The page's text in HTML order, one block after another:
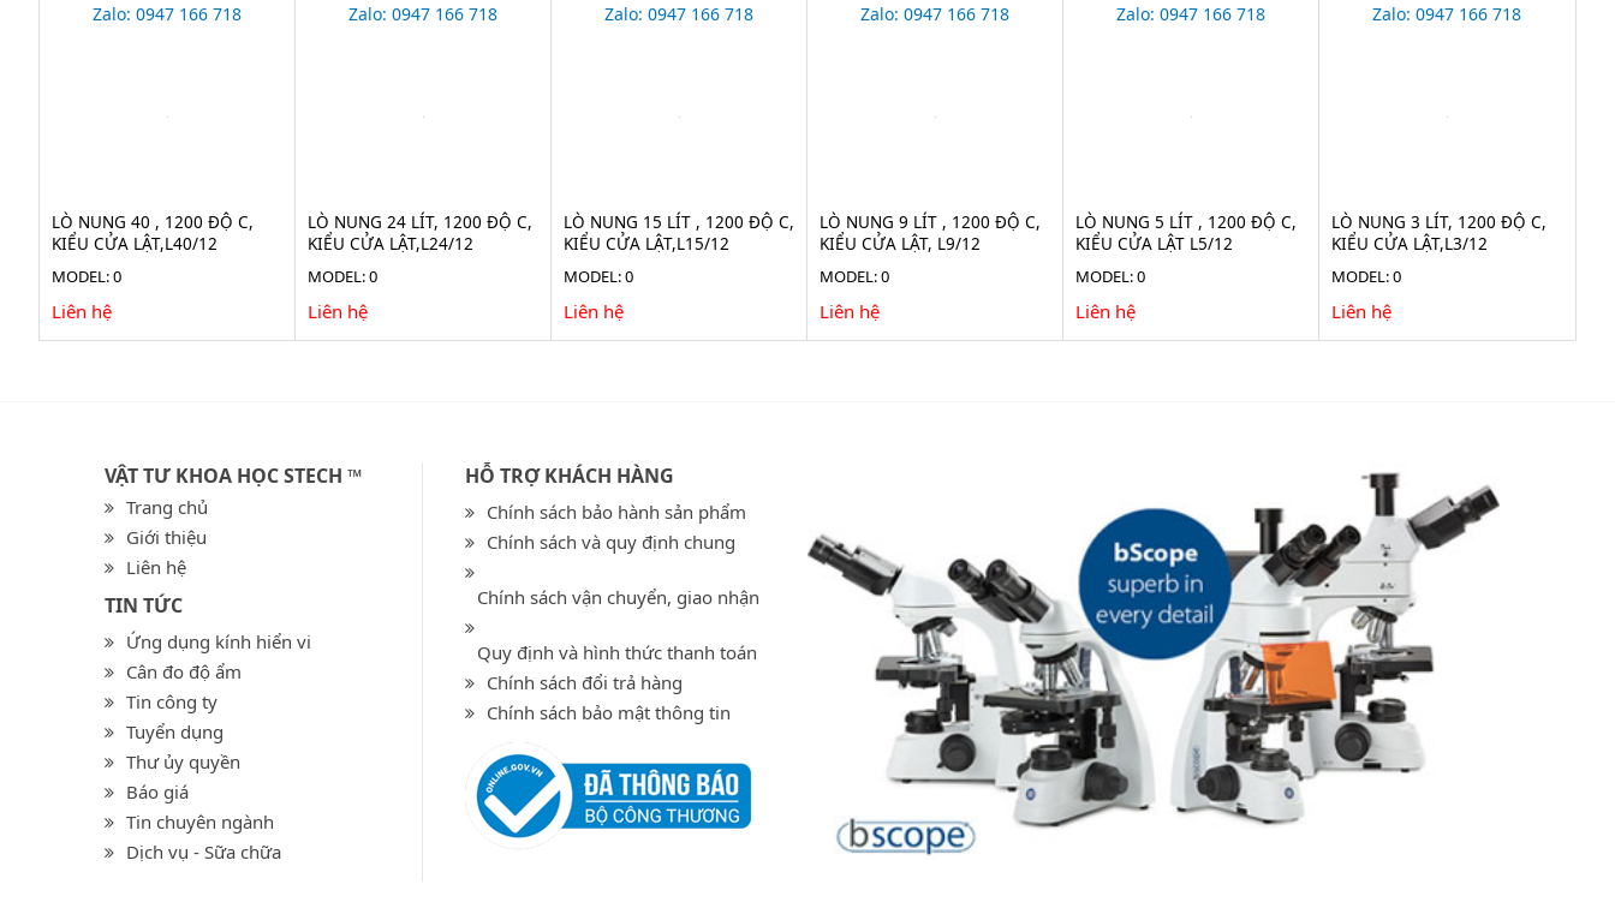
Zalo: 0947 166 718
LÒ NUNG 40 , 1200 ĐỘ C,
KIỂU CỬA LẬT,L40/12
MODEL: 0
Liên hệ
Zalo: 0947 166 718
LÒ NUNG 24 LÍT, 1200 ĐỘ C,
KIỂU CỬA LẬT,L24/12
MODEL: 0
Liên hệ
Zalo: 0947 166 718
LÒ NUNG 15 LÍT , 1200 ĐỘ C,
KIỂU CỬA LẬT,L15/12
MODEL: 0
Liên hệ
Zalo: 0947 166 718
LÒ NUNG 9 LÍT , 1200 ĐỘ C,
KIỂU CỬA LẬT, L9/12
MODEL: 0
Liên hệ
Zalo: 0947 166 718
LÒ NUNG 5 LÍT , 1200 ĐỘ C,
KIỂU CỬA LẬT L5/12
MODEL: 0
Liên hệ
Zalo: 0947 166 718
LÒ NUNG 3 LÍT, 1200 ĐỘ C,
KIỂU CỬA LẬT,L3/12
MODEL: 0
Liên hệ
VẬT TƯ KHOA HỌC STECH ™
Trang chủ
Giới thiệu
Liên hệ
TIN TỨC
Ứng dụng kính hiển vi
Cân đo độ ẩm
Tin công ty
Tuyển dụng
Thư ủy quyền
Báo giá
Tin chuyên ngành
Dịch vụ - Sữa chữa
HỖ TRỢ KHÁCH HÀNG
Chính sách bảo hành sản phẩm
Chính sách và quy định chung
Chính sách vận chuyển, giao nhận
Quy định và hình thức thanh toán
Chính sách đổi trả hàng
Chính sách bảo mật thông tin